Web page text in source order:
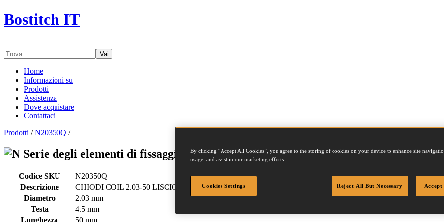
Bostitch IT
Vai
Home
Informazioni su
Prodotti
Assistenza
Dove acquistare
Contattaci
Prodotti /N20350Q /
Serie degli elementi di fissaggio - N20350Q
Codice SKU
N20350Q
Descrizione
CHIODI COIL 2.03-50 LISCIO 14M
Diametro
2.03 mm
Testa
4.5 mm
Lunghezza
50 mm
By clicking “Accept All Cookies”, you agree to the storing of cookies on your device to enhance site
usage, and assist in our marketing efforts.
Cookies Settings Reject All But Necessary Accept